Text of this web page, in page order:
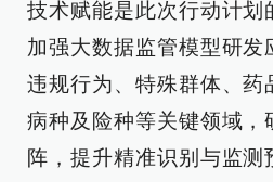
技术赋能是此次行动计划
加强大数据监管模型研
违规行为、特殊群体、药
病种及险种等关键领域，
阵，提升精准识别与监测